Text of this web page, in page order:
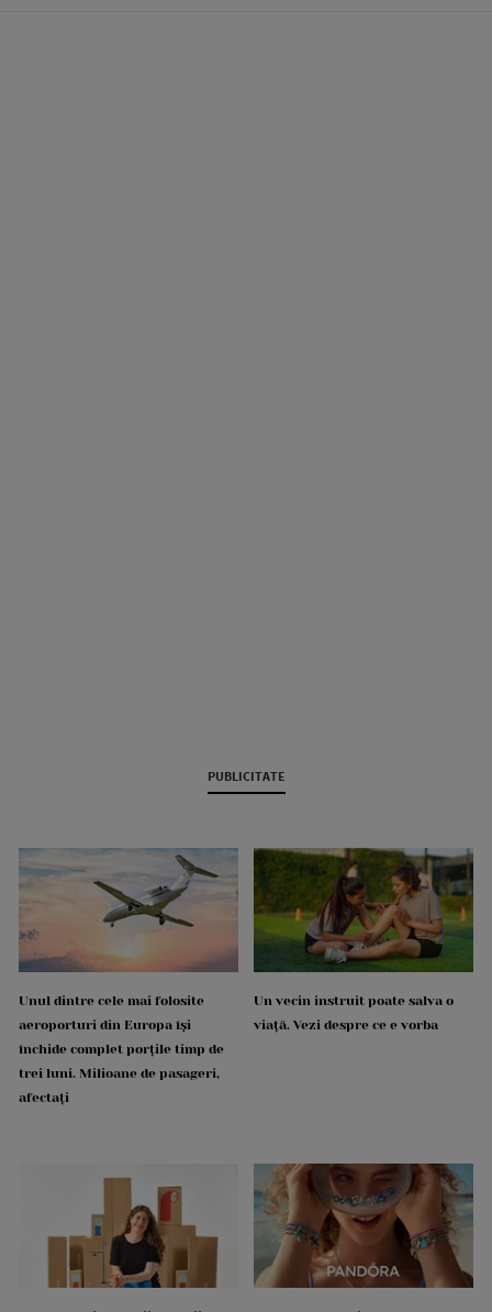
PUBLICITATE
Unul dintre cele mai folosite
aeroporturi din Europa își
închide complet porțile timp de
trei luni. Milioane de pasageri,
afectați
Un vecin instruit poate salva o
viață. Vezi despre ce e vorba